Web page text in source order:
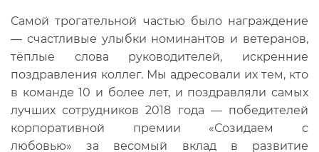
Самой трогательной частью было награждение
— счастливые улыбки номинантов и ветеранов,
тёплые слова руководителей, искренние
поздравления коллег. Мы адресовали их тем, кто
в команде 10 и более лет, и поздравляли самых
лучших сотрудников 2018 года — победителей
корпоративной премии «Созидаем с
любовью» за весомый вклад в развитие